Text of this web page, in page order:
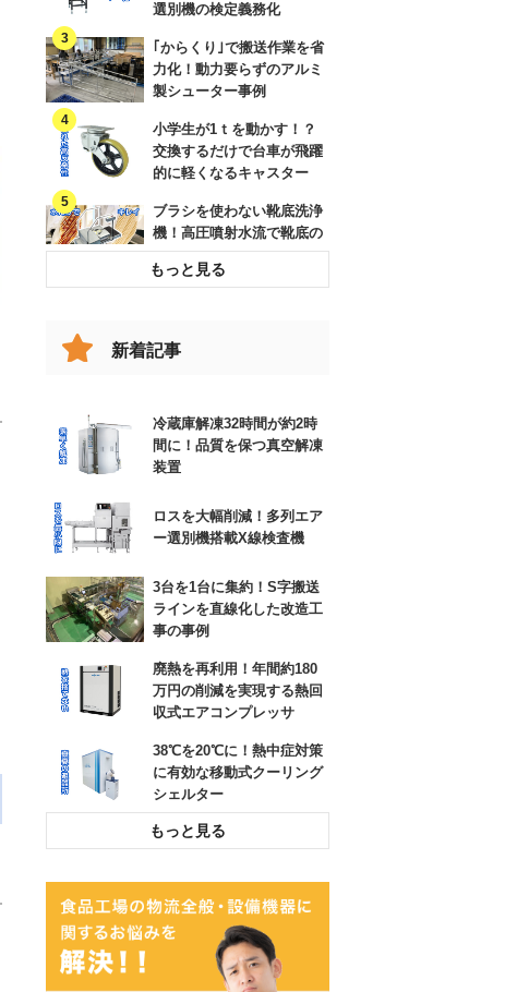
選別機の検定義務化
｢からくり｣で搬送作業を省
力化！動力要らずのアルミ
製シューター事例
小学生が1ｔを動かす！？
交換するだけで台車が飛躍
的に軽くなるキャスター
ブラシを使わない靴底洗浄
機！高圧噴射水流で靴底の
溝までキレイに
破損したコンベヤベルトを
ヤで動線確保
エアー搬送装置と特注ホッ
高耐久の防草シートで、雑
できた事例
ロボットが狙ったところに
貼りつけ！ラベル自動貼り
付け機
新着記事
冷蔵庫解凍32時間が約2時
間に！品質を保つ真空解凍
装置
ロスを大幅削減！多列エア
ー選別機搭載X線検査機
3台を1台に集約！S字搬送
ラインを直線化した改造工
事の事例
廃熱を再利用！年間約180
万円の削減を実現する熱回
収式エアコンプレッサ
38℃を20℃に！熱中症対策
に有効な移動式クーリング
シェルター
投入作業をスムーズに！高
所作業をなくす粉粒体空気
環境配慮とコスト削減！荷
崩れを防止するパレタイズ
グルー塗布システム